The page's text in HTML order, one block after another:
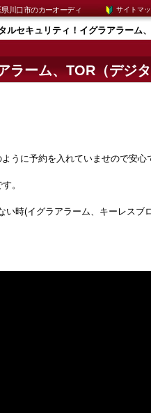
川口市のカーオーディ
サイトマ
ルセキュリティ！イグラアラーム
ラーム、TOR（デジ
うに予約を入れていませので安心
。
時(イグラアラーム、キーレスブ